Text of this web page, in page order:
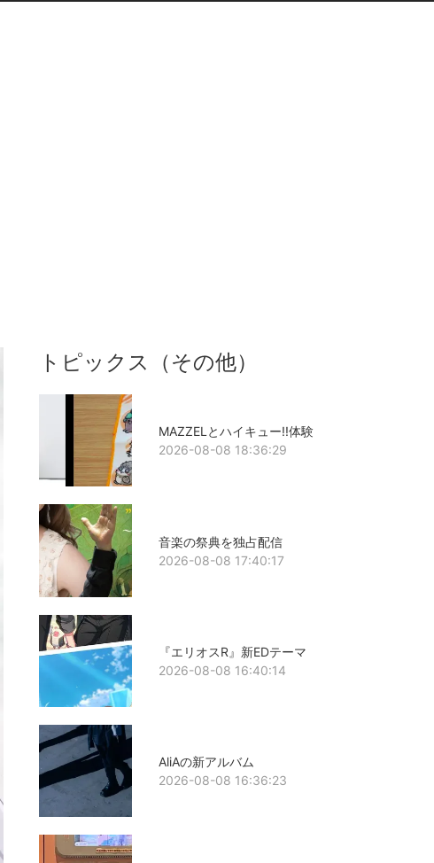
トピックス（その他）
MAZZELとハイキュー!!体験
2026-08-08 18:36:29
音楽の祭典を独占配信
2026-08-08 17:40:17
『エリオスR』新EDテーマ
2026-08-08 16:40:14
AliAの新アルバム
2026-08-08 16:36:23